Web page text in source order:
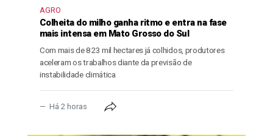
AGRO
Colheita do milho ganha ritmo e entra na fase
mais intensa em Mato Grosso do Sul
Com mais de 823 mil hectares já colhidos, produtores
aceleram os trabalhos diante da previsão de
instabilidade climática
Há 2 horas